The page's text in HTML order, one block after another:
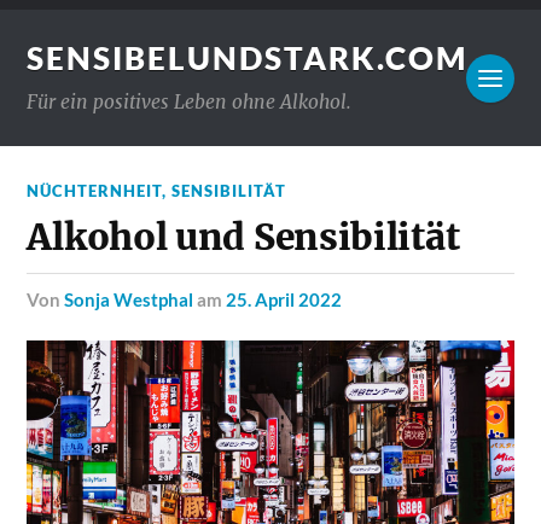
SENSIBELUNDSTARK.COM
Für ein positives Leben ohne Alkohol.
NÜCHTERNHEIT,SENSIBILITÄT
Alkohol und Sensibilität
vonSonja Westphal am 25. April 2022